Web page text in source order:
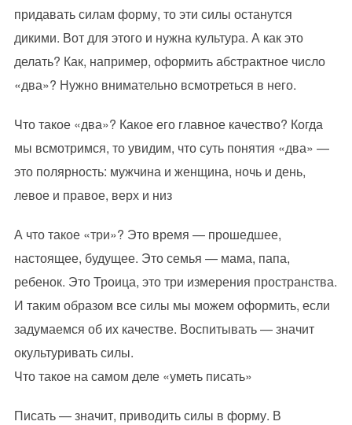
придавать силам форму, то эти силы останутся
дикими. Вот для этого и нужна культура. А как это
делать? Как, например, оформить абстрактное число
«два»? Нужно внимательно всмотреться в него.
Что такое «два»? Какое его главное качество? Когда
мы всмотримся, то увидим, что суть понятия «два» —
это полярность: мужчина и женщина, ночь и день,
левое и правое, верх и низ
А что такое «три»? Это время — прошедшее,
настоящее, будущее. Это семья — мама, папа,
ребенок. Это Троица, это три измерения пространства.
И таким образом все силы мы можем оформить, если
задумаемся об их качестве. Воспитывать — значит
окультуривать силы.
Что такое на самом деле «уметь писать»
Писать — значит, приводить силы в форму. В